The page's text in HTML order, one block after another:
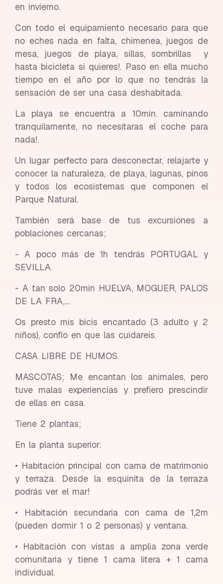
en invierno.
Con todo el equipamiento necesario para que
no eches nada en falta, chimenea, juegos de
mesa, juegos de playa, sillas, sombrillas y
hasta bicicleta si quieres!. Paso en ella mucho
tiempo en el año por lo que no tendrás la
sensación de ser una casa deshabitada.
La playa se encuentra a 10min. caminando
tranquilamente, no necesitaras el coche para
nada!.
Un lugar perfecto para desconectar, relajarte y
conocer la naturaleza, de playa, lagunas, pinos
y todos los ecosistemas que componen el
Parque Natural.
También será base de tus excursiones a
poblaciones cercanas;
- A poco más de 1h tendrás PORTUGAL y
SEVILLA.
- A tan solo 20min HUELVA, MOGUER, PALOS
DE LA FRA,....
Os presto mis bicis encantado (3 adulto y 2
niños), confío en que las cuidareis.
CASA LIBRE DE HUMOS.
MASCOTAS; Me encantan los animales, pero
tuve malas experiencias y prefiero prescindir
de ellas en casa.
Tiene 2 plantas;
En la planta superior:
• Habitación principal con cama de matrimonio
y terraza. Desde la esquinita de la terraza
podrás ver el mar!
• Habitación secundaria con cama de 1,2m
(pueden dormir 1 o 2 personas) y ventana.
• Habitación con vistas a amplia zona verde
comunitaria y tiene 1 cama litera + 1 cama
individual.